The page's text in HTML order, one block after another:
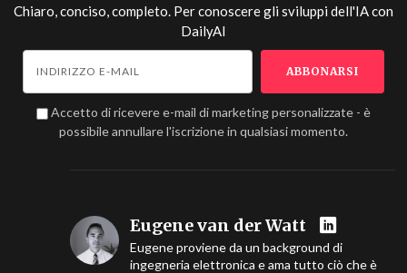
Chiaro, conciso, completo. Per conoscere gli sviluppi dell'IA con
DailyAI
Accetto di ricevere e-mail di marketing personalizzate - è
possibile annullare l'iscrizione in qualsiasi momento.
Eugene van der Watt
Eugene proviene da un background di
ingegneria elettronica e ama tutto ciò che è